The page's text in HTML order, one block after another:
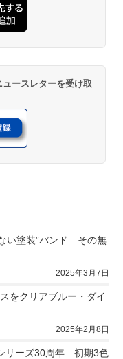
ースレターを受け取
い塗装”バンド　その無
2025年3月7日
をクリアブルー・ダイ
2025年2月8日
リーズ30周年　初期3色